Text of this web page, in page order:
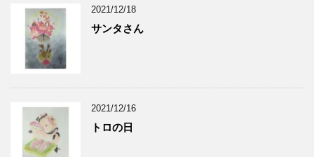
2021/12/18
サンタさん
2021/12/16
トロの日